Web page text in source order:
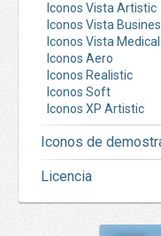
Iconos Vista Artistic
Iconos Vista
Iconos Vista Medical
Iconos Aero
Iconos Realistic
Iconos Soft
Iconos XP Artistic
Iconos de
Licencia